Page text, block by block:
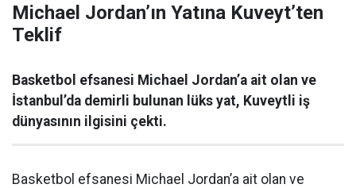
Michael Jordan’ın Yatına Kuveyt’ten
Teklif
Basketbol efsanesi Michael Jordan’a ait olan ve
İstanbul’da demirli bulunan lüks yat, Kuveytli iş
dünyasının ilgisini çekti.
Basketbol efsanesi Michael Jordan’a ait olan ve